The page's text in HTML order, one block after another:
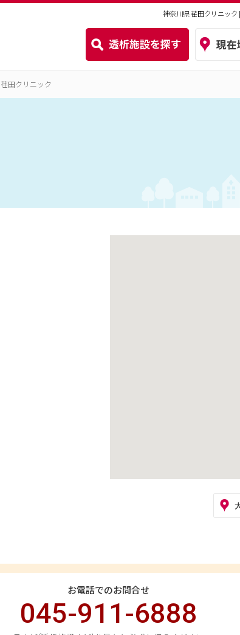
神奈川県 荏田クリニッ
荏田クリニック
お電話でのお問合せ
045-911-6888